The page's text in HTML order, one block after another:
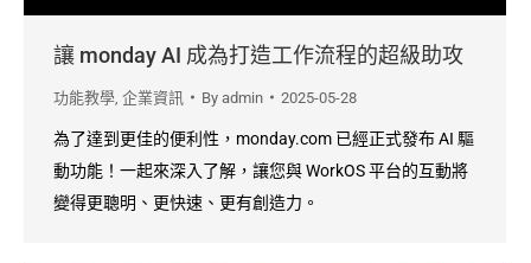
讓 monday AI 成為打造工作流程的超級助攻
功能教學 企業資訊 By admin 2025-05-28
為了達到更佳的便利性，monday.com 已經正式發布 AI 驅
動功能！一起來深入了解，讓您與 WorkOS 平台的互動將
變得更聰明、更快速、更有創造力。